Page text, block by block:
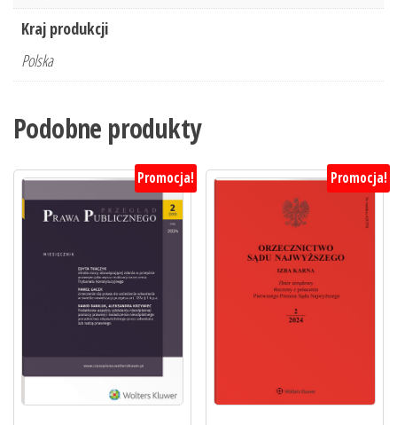
Kraj produkcji
Polska
Podobne produkty
Promocja! Promocja!